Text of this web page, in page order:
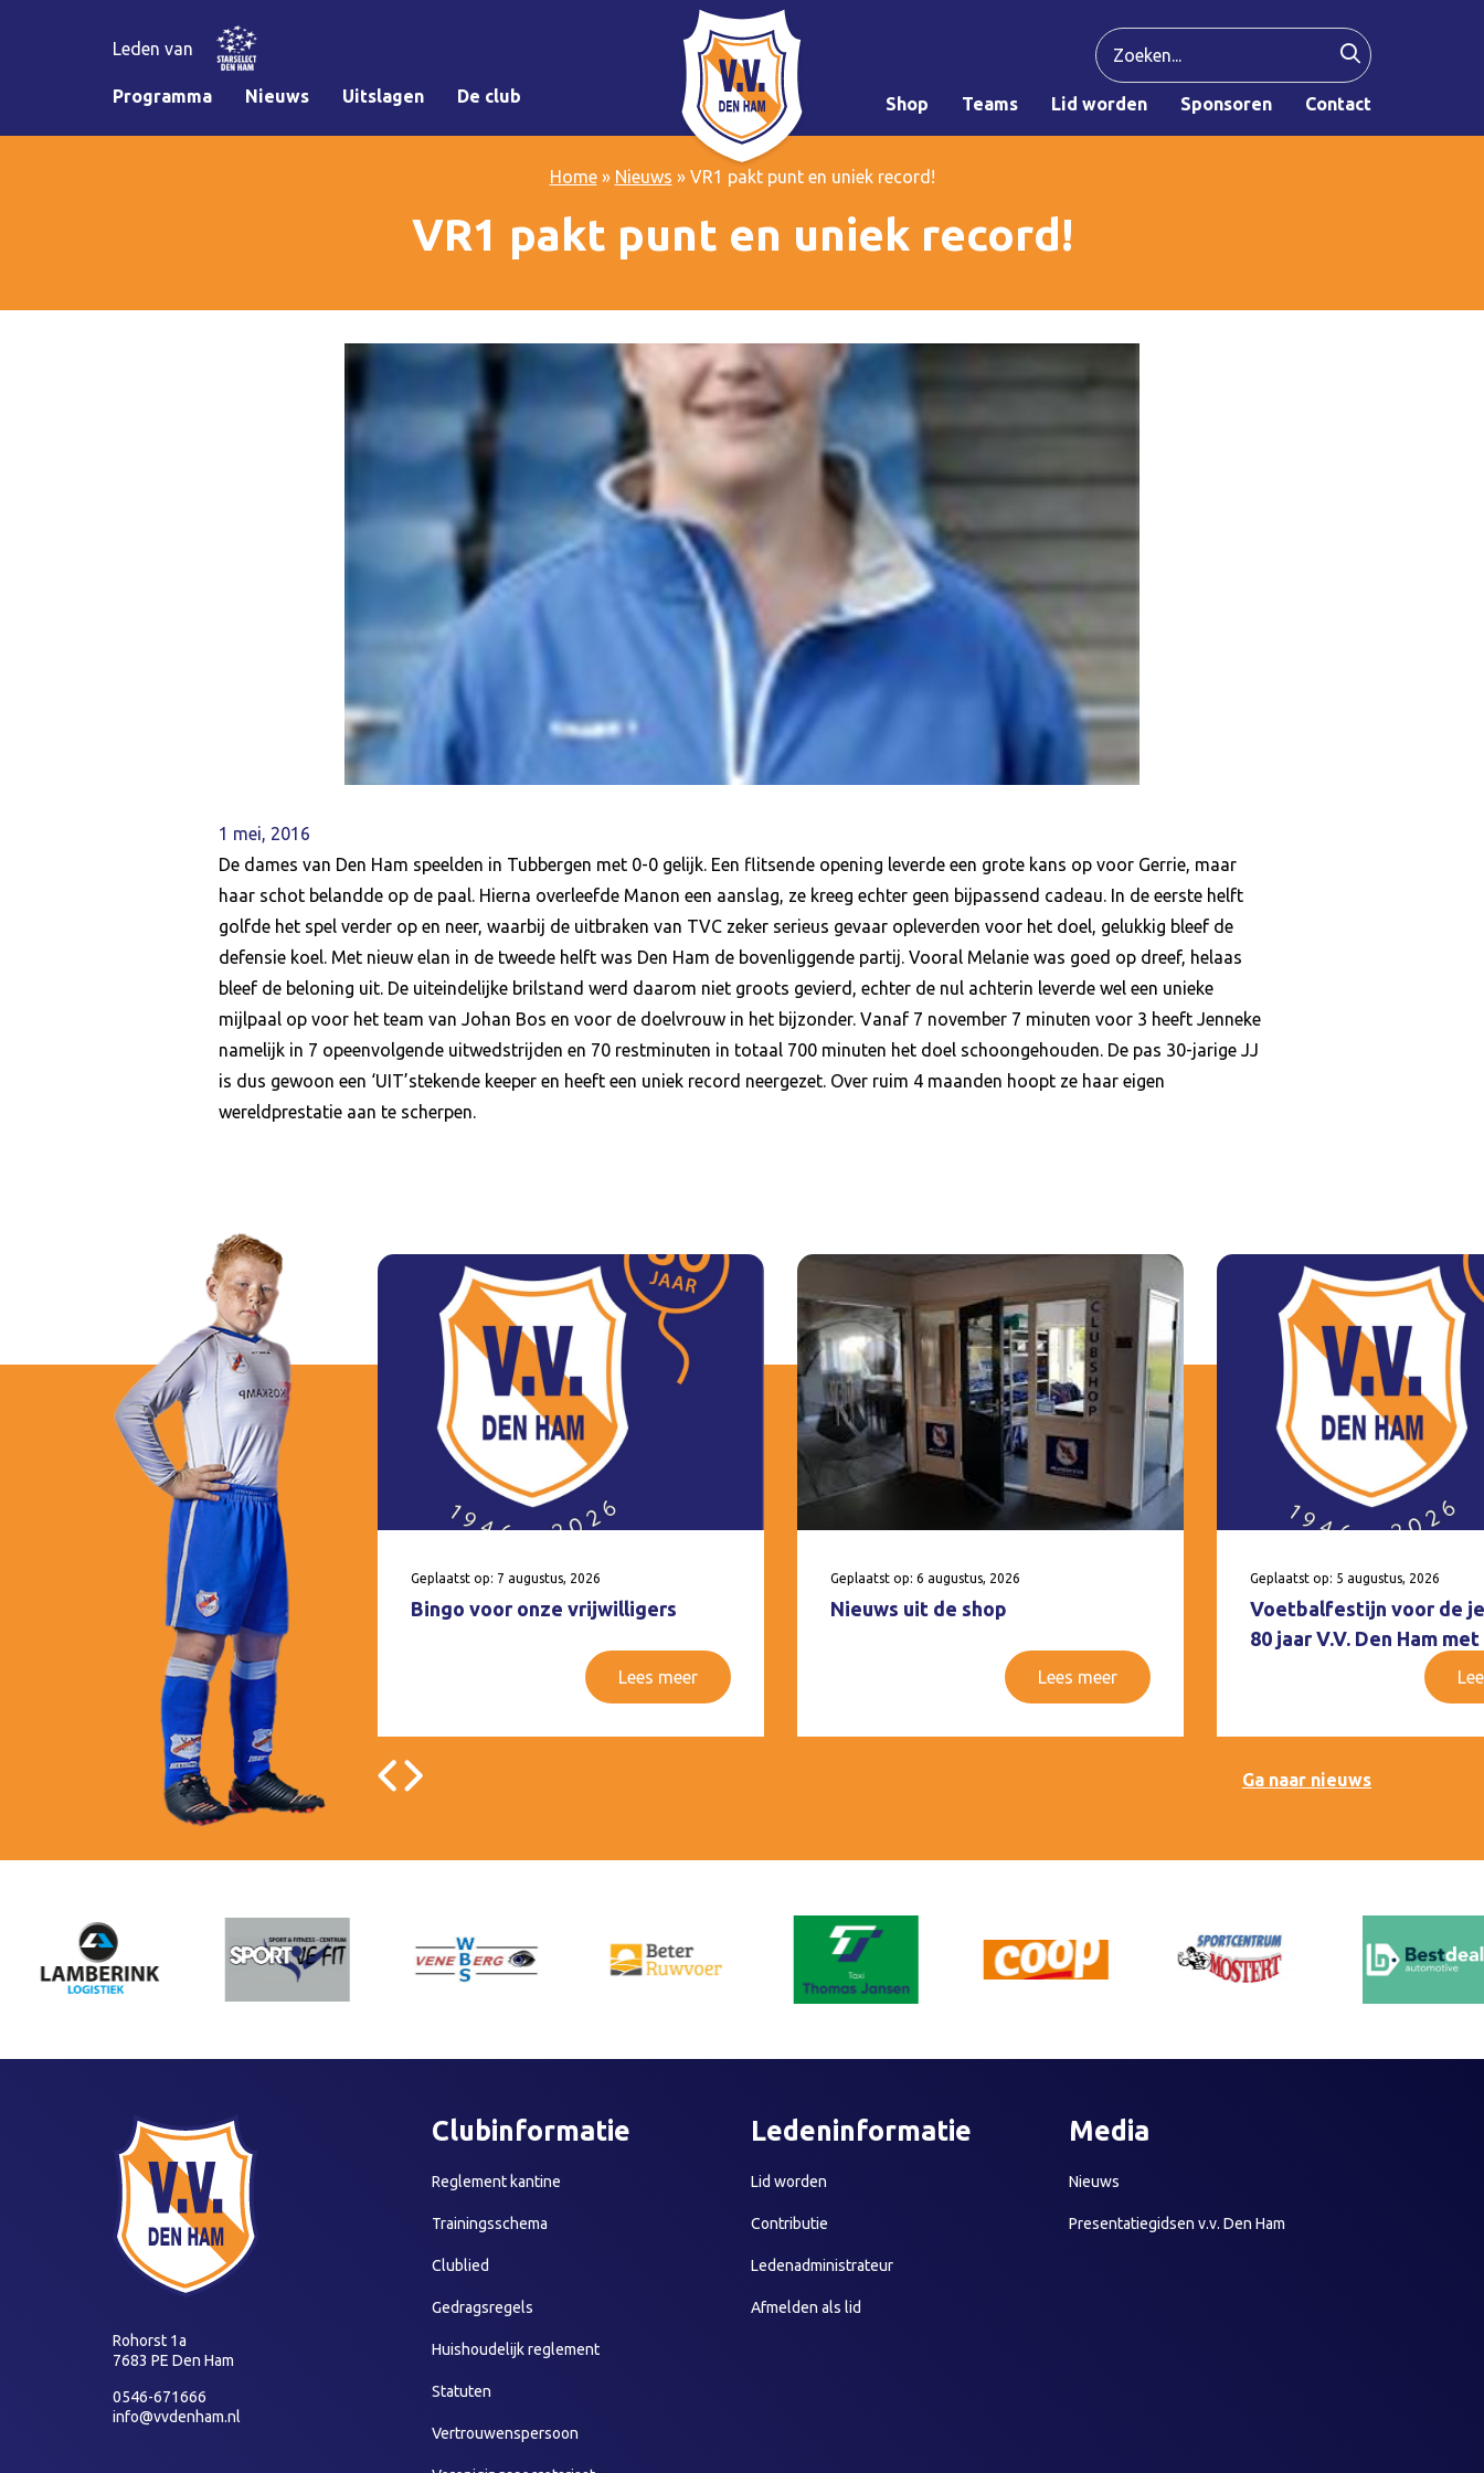
Leden van
Programma Nieuws Uitslagen De club Shop Teams Lid worden Sponsoren Contact
Home» Nieuws » VR1 pakt punt en uniek record!
VR1 pakt punt en uniek record!
1 mei, 2016
De dames van Den Ham speelden in Tubbergen met 0-0 gelijk. Een flitsende opening leverde een grote kans op voor Gerrie, maar
haar schot belandde op de paal. Hierna overleefde Manon een aanslag, ze kreeg echter geen bijpassend cadeau. In de eerste helft
golfde het spel verder op en neer, waarbij de uitbraken van TVC zeker serieus gevaar opleverden voor het doel, gelukkig bleef de
defensie koel. Met nieuw elan in de tweede helft was Den Ham de bovenliggende partij. Vooral Melanie was goed op dreef, helaas
bleef de beloning uit. De uiteindelijke brilstand werd daarom niet groots gevierd, echter de nul achterin leverde wel een unieke
mijlpaal op voor het team van Johan Bos en voor de doelvrouw in het bijzonder. Vanaf 7 november 7 minuten voor 3 heeft Jenneke
namelijk in 7 opeenvolgende uitwedstrijden en 70 restminuten in totaal 700 minuten het doel schoongehouden. De pas 30-jarige JJ
is dus gewoon een ‘UIT’stekende keeper en heeft een uniek record neergezet. Over ruim 4 maanden hoopt ze haar eigen
wereldprestatie aan te scherpen.
Geplaatst op: 7 augustus, 2026
Bingo voor onze vrijwilligers
Lees meer
Geplaatst op: 6 augustus, 2026
Nieuws uit de shop
Lees meer
Geplaatst op: 5 augustus, 2026
Voetbalfestijn voor de
80 jaar V.V. Den Ham
Ga naar nieuws
Rohorst 1a
7683 PE Den Ham
0546-671666
info@vvdenham.nl
Clubinformatie
Reglement kantine
Trainingsschema
Clublied
Gedragsregels
Huishoudelijk reglement
Statuten
Vertrouwenspersoon
Ledeninformatie
Lid worden
Contributie
Ledenadministrateur
Afmelden als lid
Media
Nieuws
Presentatiegidsen v.v. Den Ham